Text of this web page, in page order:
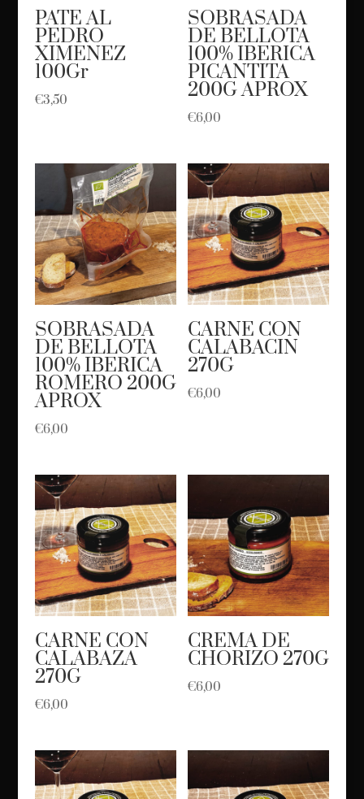
PATE AL
PEDRO
XIMENEZ
100Gr
€3,50
SOBRASADA
DE BELLOTA
100% IBERICA
PICANTITA
200G APROX
€6,00
SOBRASADA
DE BELLOTA
100% IBERICA
ROMERO 200G
APROX
€6,00
CARNE CON
CALABACIN
270G
€6,00
CARNE CON
CALABAZA
270G
€6,00
CREMA DE
CHORIZO 270G
€6,00